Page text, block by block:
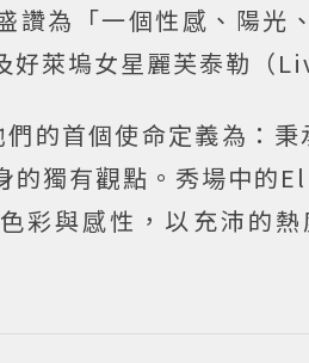
讚為「一個性感、陽光
好萊塢女星麗芙泰勒（
的首個使命定義為：
的獨有觀點。秀場中
彩與感性，以充沛的